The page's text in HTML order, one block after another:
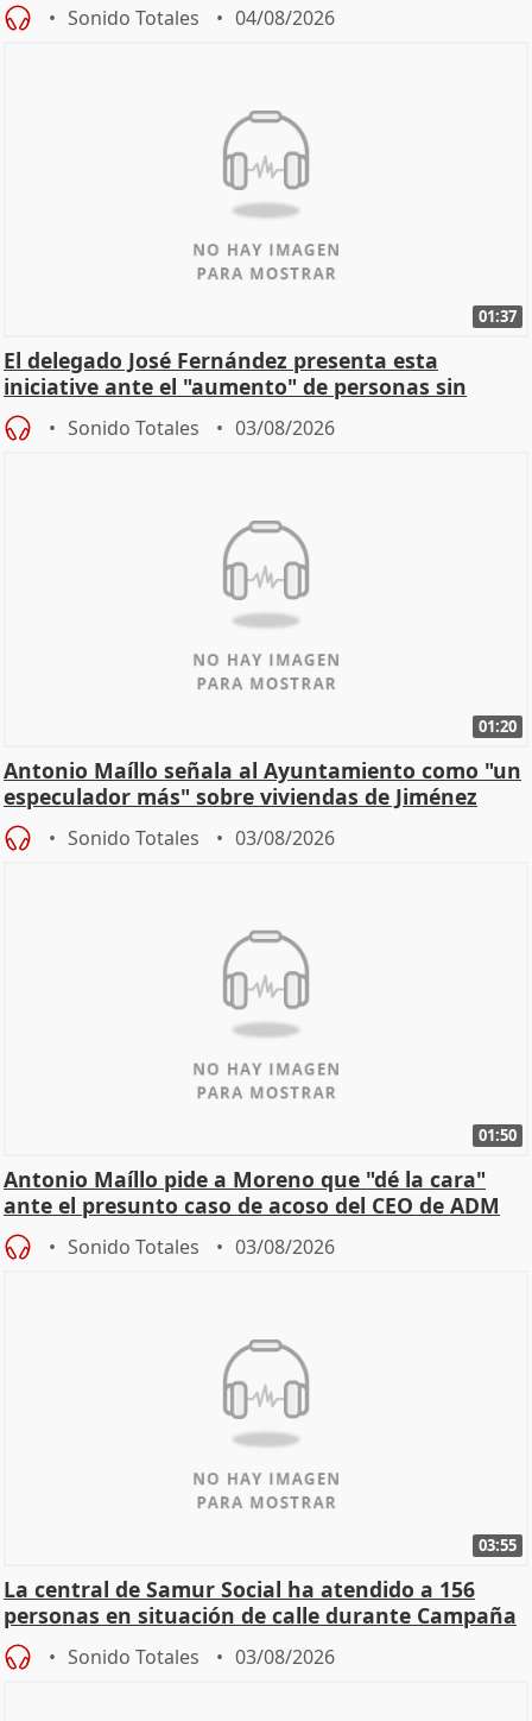
Sonido Totales 04/08/2026
01:37
El delegado José Fernández presenta esta
iniciative ante el "aumento" de personas sin
hogar en Madri
Sonido Totales 03/08/2026
01:20
Antonio Maíllo señala al Ayuntamiento como "un
especulador más" sobre viviendas de Jiménez
Becerril
Sonido Totales 03/08/2026
01:50
Antonio Maíllo pide a Moreno que "dé la cara"
ante el presunto caso de acoso del CEO de ADM
Sonido Totales 03/08/2026
03:55
La central de Samur Social ha atendido a 156
personas en situación de calle durante Campaña
de Calor
Sonido Totales 03/08/2026